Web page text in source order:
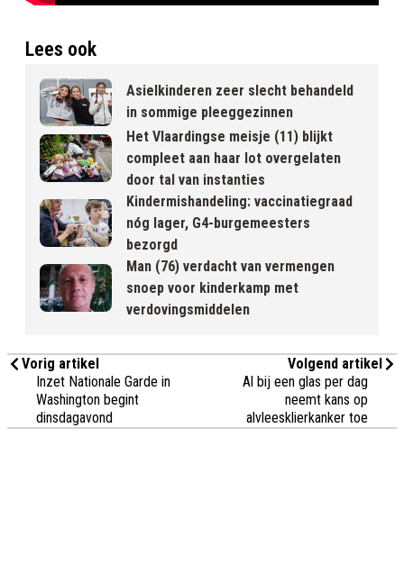
Lees ook
Asielkinderen zeer slecht behandeld
in sommige pleeggezinnen
Het Vlaardingse meisje (11) blijkt
compleet aan haar lot overgelaten
door tal van instanties
Kindermishandeling: vaccinatiegraad
nóg lager, G4-burgemeesters
bezorgd
Man (76) verdacht van vermengen
snoep voor kinderkamp met
verdovingsmiddelen
Vorig artikel
Inzet Nationale Garde in
Washington begint
dinsdagavond
Volgend artikel
Al bij een glas per dag
neemt kans op
alvleesklierkanker toe